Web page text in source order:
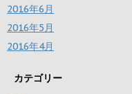
2016年6月
2016年5月
2016年4月
カテゴリー